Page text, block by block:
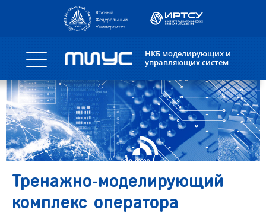
Южный
Федеральный
Университет
НКБ моделирующих и
управляющих систем
Тренажно-моделирующий
комплекс оператора